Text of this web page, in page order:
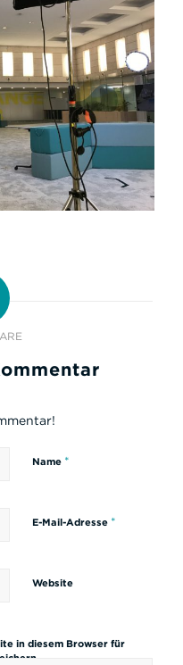
Name *
E-Mail-Adresse *
Website
in diesem Browser für